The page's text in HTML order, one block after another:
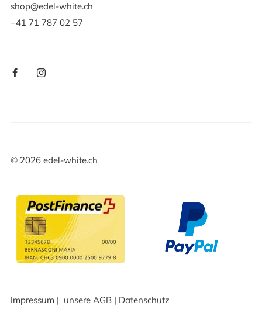
shop@edel-white.ch
+41 71 787 02 57
© 2026edel-white.ch
Impressum | unsere AGB| Datenschutz